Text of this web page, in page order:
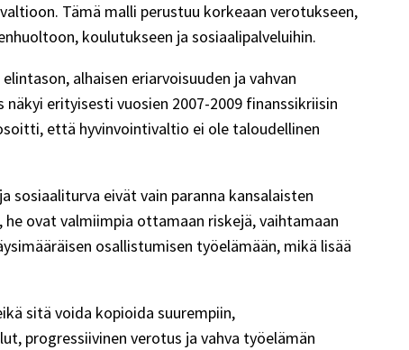
Tämä malli perustuu korkeaan verotukseen,
koulutukseen ja sosiaalipalveluihin.
alhaisen eriarvoisuuden ja vahvan
erityisesti vuosien 2007-2009 finanssikriisin
että hyvinvointivaltio ei ole taloudellinen
eivät vain paranna kansalaisten
ovat valmiimpia ottamaan riskejä, vaihtamaan
osallistumisen työelämään, mikä lisää
sitä voida kopioida suurempiin,
progressiivinen verotus ja vahva työelämän